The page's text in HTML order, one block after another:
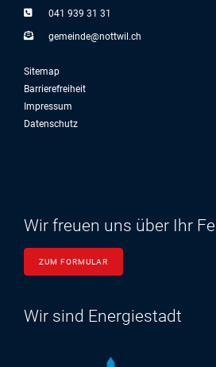
041 939 31 31
g m nd n ttw ch
Sitemap
Barrierefreiheit
Impressum
Datenschutz
Wir freuen uns über Ihr
ZUM FORMULAR
Wir sind Energiestadt